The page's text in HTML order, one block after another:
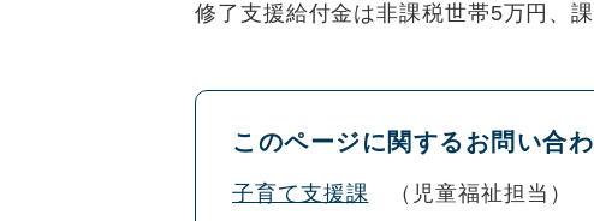
修了支援給付金は非課税世帯5万円、
このページに関するお問い合
子育て支援課 児童福祉担当